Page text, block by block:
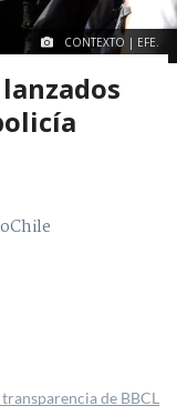
CONTEXTO | EFE.
de BBCL